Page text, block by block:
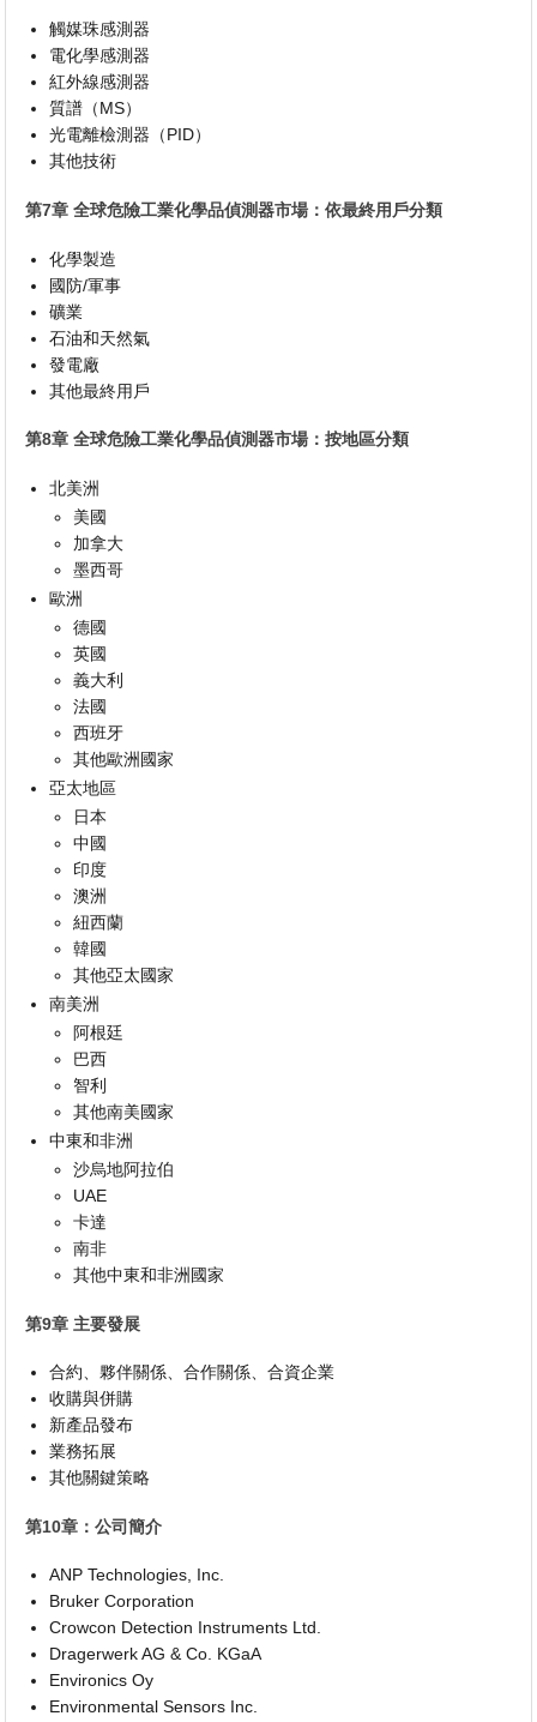
觸媒珠感測器
電化學感測器
紅外線感測器
質譜（MS）
光電離檢測器（PID）
其他技術
第7章 全球危險工業化學品偵測器市場：依最終用戶分類
化學製造
國防/軍事
礦業
石油和天然氣
發電廠
其他最終用戶
第8章 全球危險工業化學品偵測器市場：按地區分類
北美洲
美國
加拿大
墨西哥
歐洲
德國
英國
義大利
法國
西班牙
其他歐洲國家
亞太地區
日本
中國
印度
澳洲
紐西蘭
韓國
其他亞太國家
南美洲
阿根廷
巴西
智利
其他南美國家
中東和非洲
沙烏地阿拉伯
UAE
卡達
南非
其他中東和非洲國家
第9章 主要發展
合約、夥伴關係、合作關係、合資企業
收購與併購
新產品發布
業務拓展
其他關鍵策略
第10章：公司簡介
ANP Technologies, Inc.
Bruker Corporation
Crowcon Detection Instruments Ltd.
Dragerwerk AG & Co. KGaA
Environics Oy
Environmental Sensors Inc.